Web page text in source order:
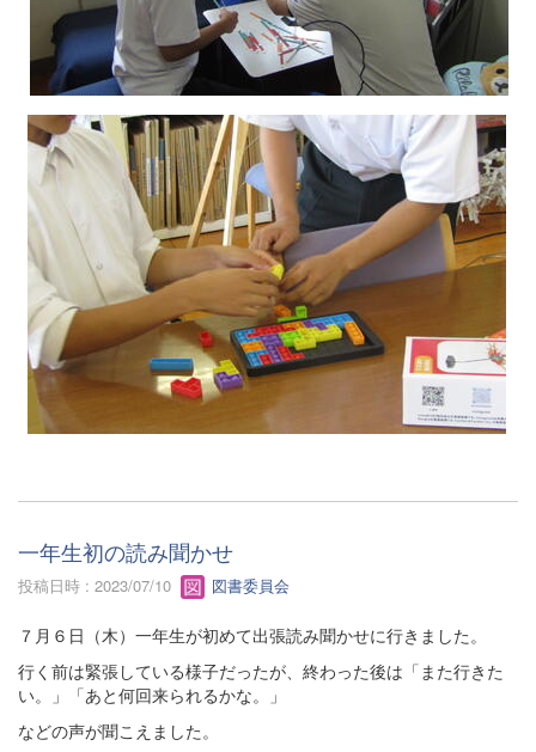
一年生初の読み聞かせ
投稿日時 : 2023/07/10 図書委員会
７月６日（木）一年生が初めて出張読み聞かせに行きました。
行く前は緊張している様子だったが、終わった後は「また行きた
い。」「あと何回来られるかな。」
などの声が聞こえました。